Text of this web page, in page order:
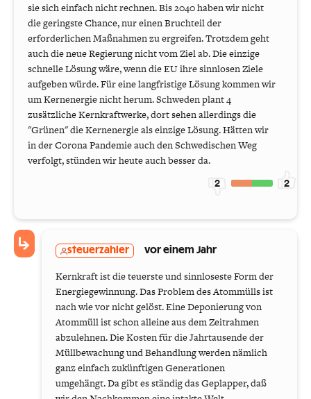
sie sich einfach nicht rechnen. Bis 2040 haben wir nicht
die geringste Chance, nur einen Bruchteil der
erforderlichen Maßnahmen zu ergreifen. Trotzdem geht
auch die neue Regierung nicht vom Ziel ab. Die einzige
schnelle Lösung wäre, wenn die EU ihre sinnlosen Ziele
aufgeben würde. Für eine langfristige Lösung kommen wir
um Kernenergie nicht herum. Schweden plant 4
zusätzliche Kernkraftwerke, dort sehen allerdings die
"Grünen" die Kernenergie als einzige Lösung. Hätten wir
in der Corona Pandemie auch den Schwedischen Weg
verfolgt, stünden wir heute auch besser da.
2 2
steuerzahler vor einem Jahr
Kernkraft ist die teuerste und sinnloseste Form der
Energiegewinnung. Das Problem des Atommülls ist
nach wie vor nicht gelöst. Eine Deponierung von
Atommüll ist schon alleine aus dem Zeitrahmen
abzulehnen. Die Kosten für die Jahrtausende der
Müllbewachung und Behandlung werden nämlich
ganz einfach zukünftigen Generationen
umgehängt. Da gibt es ständig das Geplapper, daß